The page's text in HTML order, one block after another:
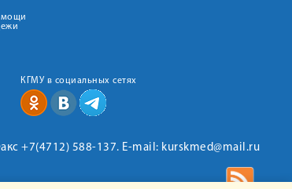
КГМУ в социальных сетях
+7(4712) 588-137. E-mail: kurskmed@mail.ru